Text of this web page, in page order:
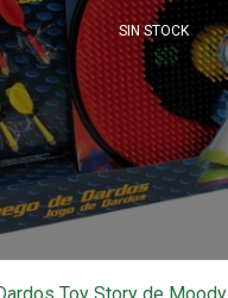
SIN STOCK